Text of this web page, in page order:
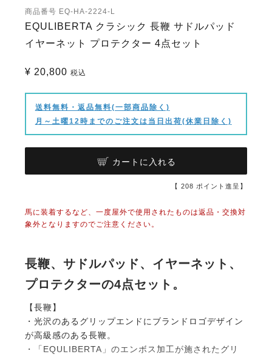
商品番号 EQ-HA-2224-L
EQULIBERTA クラシック 長鞭 サドルパッド
イヤーネット プロテクター 4点セット
¥ 20,800 税込
送料無料・返品無料(一部商品除く)
月～土曜12時までのご注文は当日出荷(休業日除く)
カートに入れる
【 208 ポイント進呈】
馬に装着するなど、一度屋外で使用されたものは返品・交換対
象外となりますのでご注意ください。
長鞭、サドルパッド、イヤーネット、
プロテクターの4点セット。
【長鞭】
・光沢のあるグリップエンドにブランドロゴデザイン
が高級感のある長鞭。
・「EQULIBERTA」のエンボス加工が施されたグリ